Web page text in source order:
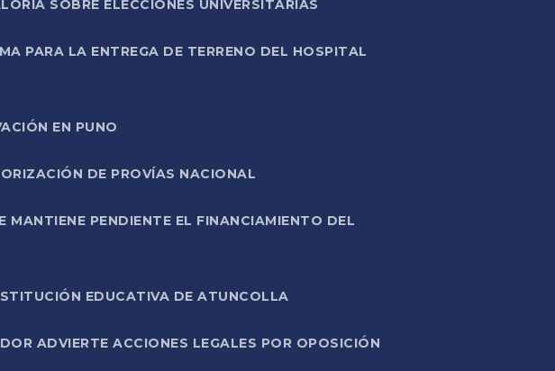
SOBRE ELECCIONES UNIVERSITARIAS
PARA LA ENTREGA DE TERRENO DEL HOSPITAL
EN PUNO
DE PROVÍAS NACIONAL
MANTIENE PENDIENTE EL FINANCIAMIENTO DEL
EDUCATIVA DE ATUNCOLLA
ADVIERTE ACCIONES LEGALES POR OPOSICIÓN